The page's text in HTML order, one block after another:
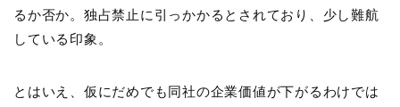
るか否か。独占禁止に引っかかるとされており、少し難航
している印象。
とはいえ、仮にだめでも同社の企業価値が下がるわけでは